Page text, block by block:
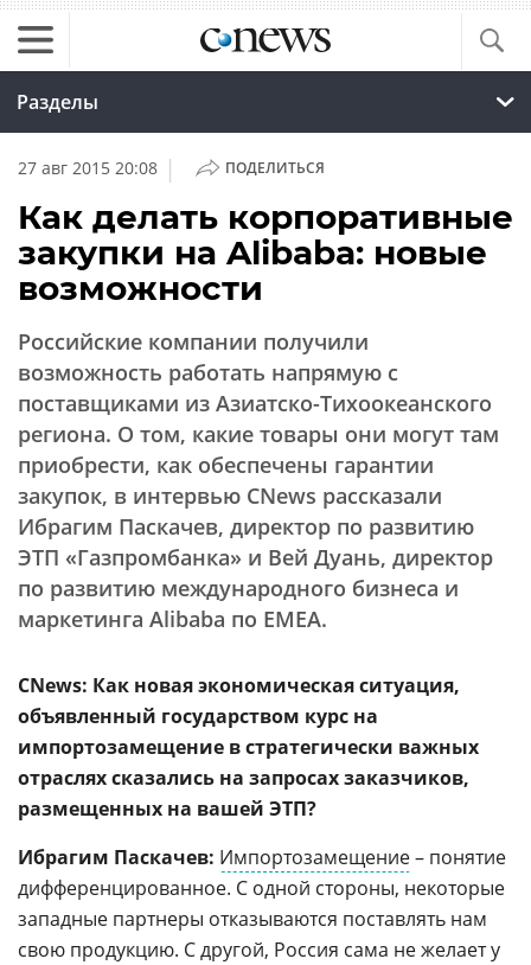
Разделы
27 авг 2015 20:08 | ПОДЕЛИТЬСЯ
Как делать корпоративные
закупки на Alibaba: новые
возможности
Российские компании получили
возможность работать напрямую с
поставщиками из Азиатско-Тихоокеанского
региона. О том, какие товары они могут там
приобрести, как обеспечены гарантии
закупок, в интервью CNews рассказали
Ибрагим Паскачев, директор по развитию
ЭТП «Газпромбанка» и Вей Дуань, директор
по развитию международного бизнеса и
маркетинга Alibaba по EMEA.
CNews: Как новая экономическая ситуация,
объявленный государством курс на
импортозамещение в стратегически важных
отраслях сказались на запросах заказчиков,
размещенных на вашей ЭТП?
Ибрагим Паскачев: Импортозамещение– понятие
дифференцированное. С одной стороны, некоторые
западные партнеры отказываются поставлять нам
свою продукцию. С другой, Россия сама не желает у